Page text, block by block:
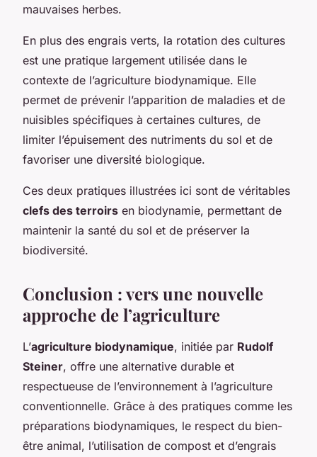
mauvaises herbes.
En plus des engrais verts, la rotation des cultures
est une pratique largement utilisée dans le
contexte de l’agriculture biodynamique. Elle
permet de prévenir l’apparition de maladies et de
nuisibles spécifiques à certaines cultures, de
limiter l’épuisement des nutriments du sol et de
favoriser une diversité biologique.
Ces deux pratiques illustrées ici sont de véritables
clefs des terroirs en biodynamie, permettant de
maintenir la santé du sol et de préserver la
biodiversité.
Conclusion : vers une nouvelle
approche de l’agriculture
L’agriculture biodynamique, initiée par Rudolf
Steiner, offre une alternative durable et
respectueuse de l’environnement à l’agriculture
conventionnelle. Grâce à des pratiques comme les
préparations biodynamiques, le respect du bien-
être animal, l’utilisation de compost et d’engrais